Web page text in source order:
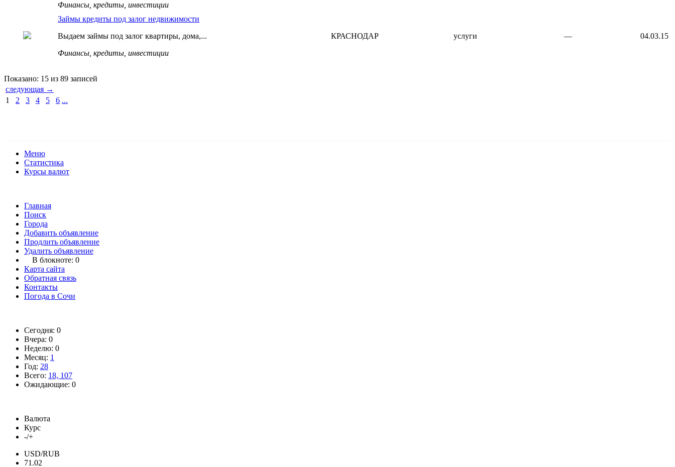
Финансы, кредиты, инвестиции
Займы кредиты под залог недвижимости
Выдаем займы под залог квартиры, дома,...
Финансы, кредиты, инвестиции
КРАСНОДАР услуги — 04.03.15
Показано: 15 из 89 записей
следующая →
1
2 3 4 5 6 ...
Меню
Статистика
Курсы валют
Главная
Поиск
Города
Добавить объявление
Продлить объявление
Удалить объявление
В блокноте: 0
Карта сайта
Обратная связь
Контакты
Погода в Сочи
Сегодня: 0
Вчера: 0
Неделю: 0
Месяц: 1
Год: 28
Всего: 18, 107
Ожидающие: 0
Валюта
Курс
-/+
USD/RUB
71.02